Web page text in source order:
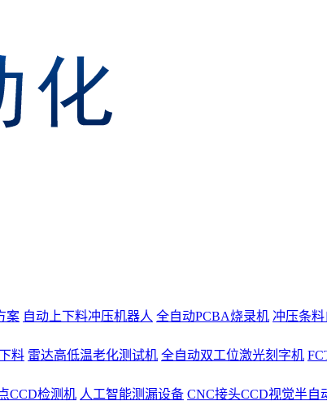
案 自动上下料冲压机器人 全自动PCBA烧录机 冲压条
料 雷达高低温老化测试机 全自动双工位激光刻字机
CCD检测机 人工智能测漏设备 CNC接头CCD视觉半自